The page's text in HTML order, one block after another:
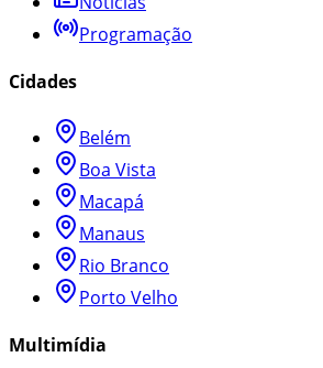
Programação
Cidades
Belém
Boa Vista
Macapá
Manaus
Rio Branco
Porto Velho
Multimídia